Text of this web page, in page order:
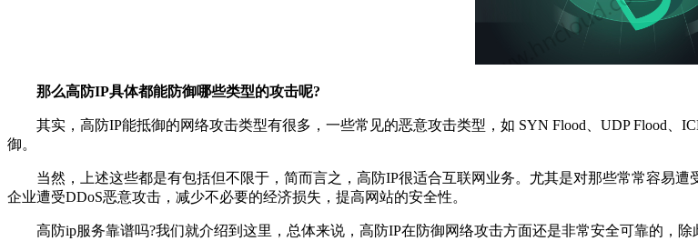
那么高防IP具体都能防御哪些类型的攻击呢?
其实，高防IP能抵御的网络攻击类型有很多，一些常见的恶意攻击类型，如 SYN Flood、UDP Flood、
御。
当然，上述这些都是有包括但不限于，简而言之，高防IP很适合互联网业务。尤其是对那些常常容易遭
企业遭受DDoS恶意攻击，减少不必要的经济损失，提高网站的安全性。
高防ip服务靠谱吗?我们就介绍到这里，总体来说，高防IP在防御网络攻击方面还是非常安全可靠的，除